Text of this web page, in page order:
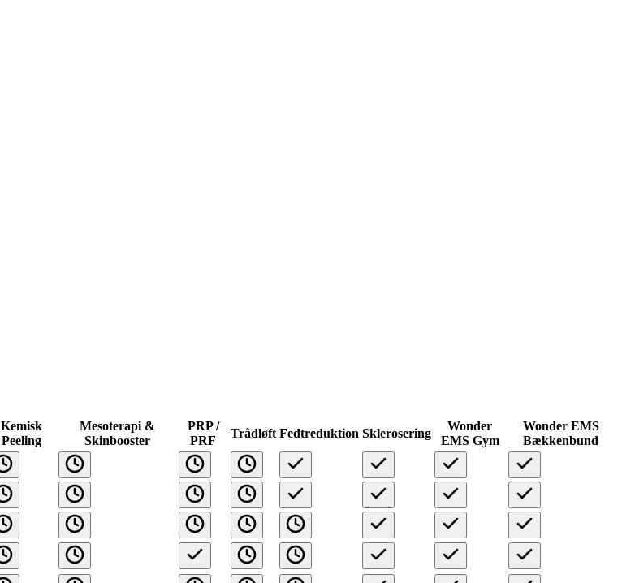
Kemisk
Peeling
Mesoterapi &
Skinbooster
PRP /
PRF
Trådløft Fedtreduktion Sklerosering
Wonder
EMS Gym
Wonder EMS
Bækkenbund